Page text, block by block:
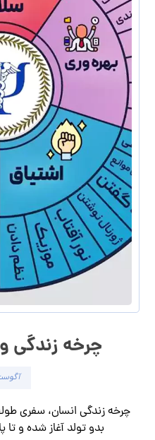
چرخه زندگی
آگوست ۷,
چرخه زندگی انسان، سفری
بدو تولد آغاز شده و تا